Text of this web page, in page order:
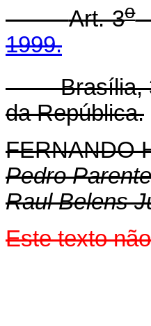
Art. 3o
1999.
Brasília, 30
da República.
FERNANDO
Pedro Parente
Raul Belens
Este texto